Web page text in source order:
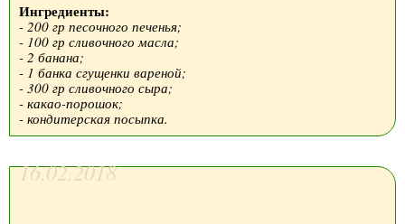
Ингредиенты:
- 200 гр песочного печенья;
- 100 гр сливочного масла;
- 2 банана;
- 1 банка сгущенки вареной;
- 300 гр сливочного сыра;
- какао-порошок;
- кондитерская посыпка.
16.02.2018